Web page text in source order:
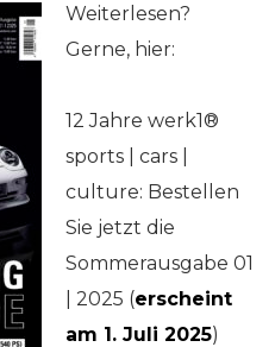
Weiterlesen?
Gerne, hier:
12 Jahre werk1®
sports | cars |
culture: Bestellen
Sie jetzt die
Sommerausgabe 01
| 2025 (erscheint
am 1. Juli 2025)